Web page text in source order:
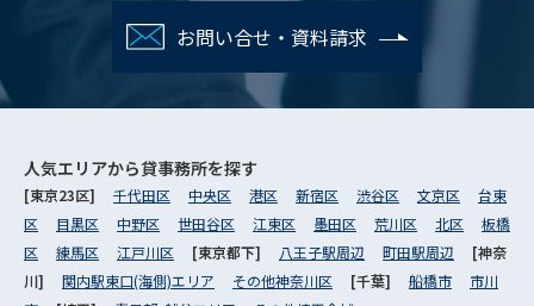
お問い合せ・資料請求
人気エリアから貸事務所を探す
[東京23区] 千代田区 中央区 港区 新宿区 渋谷区 文京区
台東
区
目黒区 中野区 世田谷区 江東区 墨田区 荒川区 北区
板橋
区
練馬区 江戸川区 [東京都下] 八王子駅周辺 町田駅周辺
[神奈
川] 関内駅東口(海側)エリア その他神奈川区 [千葉] 船橋市
市川